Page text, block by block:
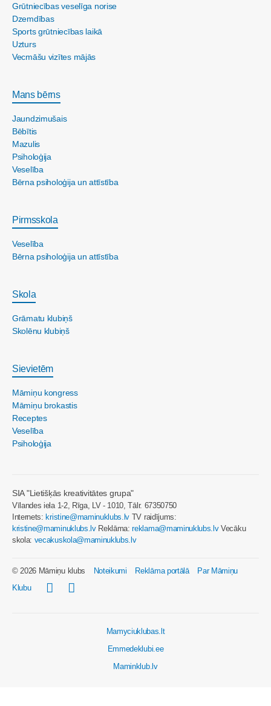
Grūtniecības veselīga norise
Dzemdības
Sports grūtniecības laikā
Uzturs
Vecmāšu vizītes mājās
Mans bērns
Jaundzimušais
Bēbītis
Mazulis
Psiholoģija
Veselība
Bērna psiholoģija un attīstība
Pirmsskola
Veselība
Bērna psiholoģija un attīstība
Skola
Grāmatu klubiņš
Skolēnu klubiņš
Sievietēm
Māmiņu kongress
Māmiņu brokastis
Receptes
Veselība
Psiholoģija
SIA "Lietišķās kreativitātes grupa"
Vīlandes iela 1-2, Rīga, LV - 1010, Tālr. 67350750
Internets:kristine@maminuklubs.lv TV raidījums:
kristine@maminuklubs.lvReklāma:reklama@maminuklubs.lvVecāku
skola: vecakuskola@maminuklubs.lv
© 2026 Māmiņu klubs Noteikumi Reklāma portālā
Par Māmiņu
Klubu
Mamyciuklubas.lt
Emmedeklubi.ee
Maminklub.lv